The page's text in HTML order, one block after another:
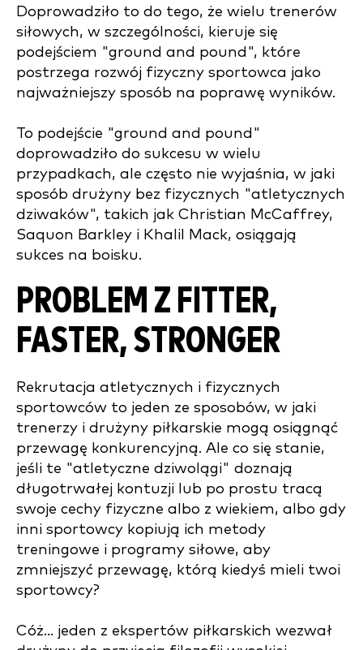
Doprowadziło to do tego, że wielu trenerów
siłowych, w szczególności, kieruje się
podejściem "ground and pound", które
postrzega rozwój fizyczny sportowca jako
najważniejszy sposób na poprawę wyników.
To podejście "ground and pound"
doprowadziło do sukcesu w wielu
przypadkach, ale często nie wyjaśnia, w jaki
sposób drużyny bez fizycznych "atletycznych
dziwaków", takich jak Christian McCaffrey,
Saquon Barkley i Khalil Mack, osiągają
sukces na boisku.
PROBLEM Z FITTER,
FASTER, STRONGER
Rekrutacja atletycznych i fizycznych
sportowców to jeden ze sposobów, w jaki
trenerzy i drużyny piłkarskie mogą osiągnąć
przewagę konkurencyjną. Ale co się stanie,
jeśli te "atletyczne dziwolągi" doznają
długotrwałej kontuzji lub po prostu tracą
swoje cechy fizyczne albo z wiekiem, albo gdy
inni sportowcy kopiują ich metody
treningowe i programy siłowe, aby
zmniejszyć przewagę, którą kiedyś mieli twoi
sportowcy?
Cóż... jeden z ekspertów piłkarskich wezwał